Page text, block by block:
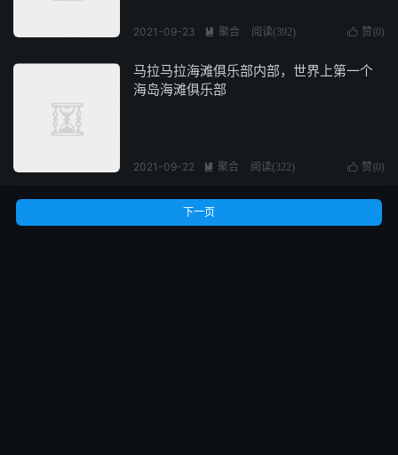
 赞(0)
2021-09-23  聚合 阅读(392)
马拉马拉海滩俱乐部内部，世界上第一个
海岛海滩俱乐部
 赞(0)
2021-09-22  聚合 阅读(322)
下一页